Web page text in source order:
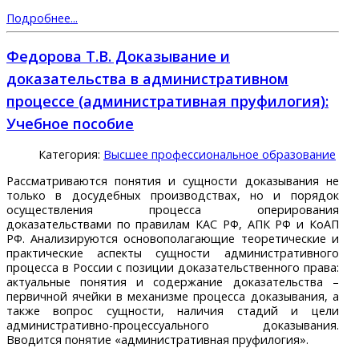
Подробнее...
Федорова Т.В. Доказывание и
доказательства в административном
процессе (административная пруфилогия):
Учебное пособие
Категория: Высшее профессиональное образование
Рассматриваются понятия и сущности доказывания не
только в досудебных производствах, но и порядок
осуществления процесса оперирования
доказательствами по правилам КАС РФ, АПК РФ и КоАП
РФ. Анализируются основополагающие теоретические и
практические аспекты сущности административного
процесса в России с позиции доказательственного права:
актуальные понятия и содержание доказательства –
первичной ячейки в механизме процесса доказывания, а
также вопрос сущности, наличия стадий и цели
административно-процессуального доказывания.
Вводится понятие «административная пруфилогия».